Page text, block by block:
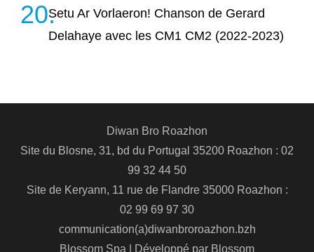
Setu Ar Vorlaeron! Chanson de Gerard
Delahaye avec les CM1 CM2 (2022-2023)
Diwan Bro Roazhon
Site du Blosne, 31, bd du Portugal 35200 Roazhon : 02
99 32 44 50
Site de Keryann, 11 rue de Flandre 35000 Roazhon :
02 99 69 97 30
communication(a)diwanbroroazhon.bzh
Blossom Spa | Développé par Blossom